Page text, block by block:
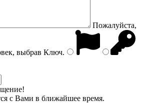
Пожалуйста,
выбрав Ключ.
с Вами в ближайшее время.